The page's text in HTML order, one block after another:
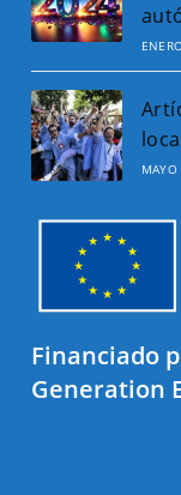
Financiado
Generation